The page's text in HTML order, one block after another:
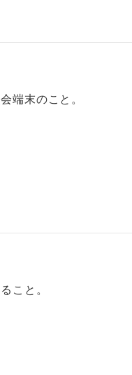
端末のこと。
こと。